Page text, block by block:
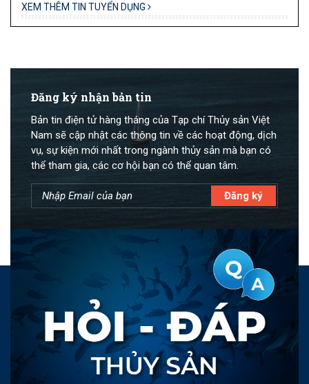
XEM THÊM TIN TUYỂN DỤNG
Đăng ký nhận bản tin
Bản tin điện tử hàng tháng của Tạp chí Thủy sản Việt
Nam sẽ cập nhật các thông tin về các hoạt động, dịch
vụ, sự kiện mới nhất trong ngành thủy sản mà bạn có
thể tham gia, các cơ hội bạn có thể quan tâm.